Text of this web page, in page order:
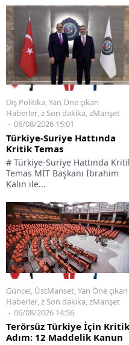
Dış Politika,Yan Öne çıkan
Haberler,z Son dakika,zManşet
06/08/2026 15:01
Türkiye-Suriye Hattında
Kritik Temas
# Türkiye-Suriye Hattında
Temas MİT Başkanı İbrahim
Kalın ile...
Güncel, ÜstManset,Yan Öne çıkan
Haberler,z Son dakika,zManşet
06/08/2026 14:56
Terörsüz Türkiye İçin Kritik
Adım: 12 Maddelik Kanun